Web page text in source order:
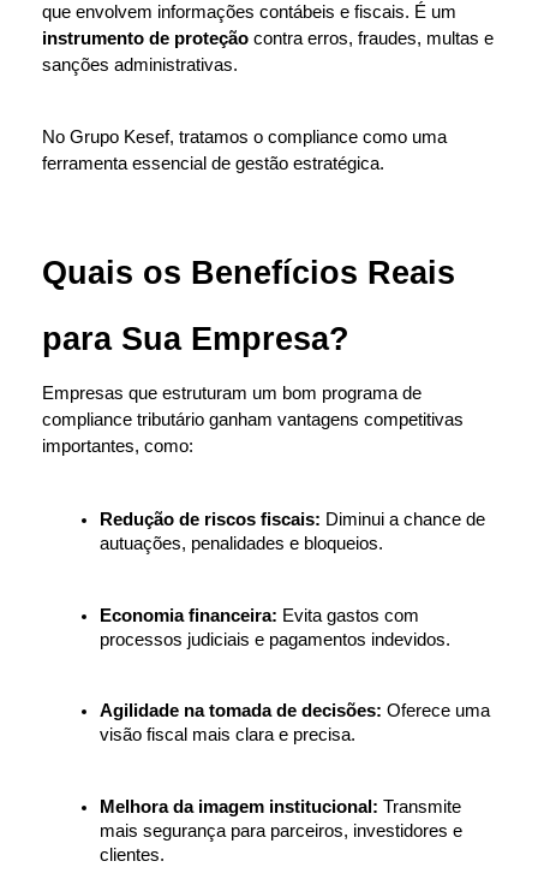
que envolvem informações contábeis e fiscais. É um
instrumento de proteção contra erros, fraudes, multas e
sanções administrativas.
No Grupo Kesef, tratamos o compliance como uma
ferramenta essencial de gestão estratégica.
Quais os Benefícios Reais
para Sua Empresa?
Empresas que estruturam um bom programa de
compliance tributário ganham vantagens competitivas
importantes, como:
Redução de riscos fiscais: Diminui a chance de
autuações, penalidades e bloqueios.
Economia financeira: Evita gastos com
processos judiciais e pagamentos indevidos.
Agilidade na tomada de decisões: Oferece uma
visão fiscal mais clara e precisa.
Melhora da imagem institucional: Transmite
mais segurança para parceiros, investidores e
clientes.